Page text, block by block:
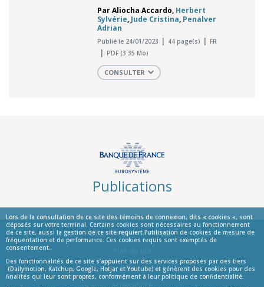
Lors de la consultation de ce site des témoins de connexion, dits « cookies », sont
déposés sur votre terminal. Certains cookies sont nécessaires au fonctionnement
de ce site, aussi la gestion de ce site requiert l’utilisation de cookies de mesure de
fréquentation et de performance. Ces cookies requis sont exemptés de
consentement.
Des fonctionnalités de ce site s’appuient sur des services proposés par des tiers
(Dailymotion, Katchup, Google, Hotjar et Youtube) et génèrent des cookies pour des
finalités qui leur sont propres, conformément à leur politique de confidentialité.
ParAliocha Accardo, Herbert
Sylvérie, Jude Cristina, Penalver
Adrian
Publié le 24/01/2023 44 page(s)
FR
PDF (3.35 Mo)
CONSULTER
Publications
© La Banque de France
Informations
Aide